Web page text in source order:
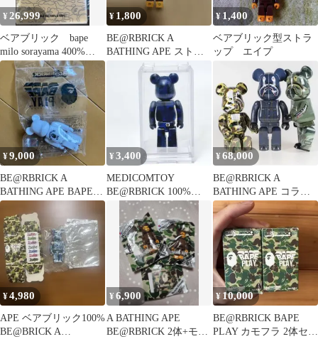
¥ 26,999
ベアブリック bape
milo sorayama 400%
gold
¥ 1,800
BE@RBRICK A
BATHING APE ストラ
ップ ベアブリック
¥1,400
ベアブリック型ストラ
ップ エイプ
¥9,000
BE@RBRICK A
BATHING APE BAPE
PLAY 白 100%
¥3,400
MEDICOMTOY
BE@RBRICK 100%
BAPE CAMO ブルー
¥68,000
BE@RBRICK A
BATHING APE コラボ 3
体セット
¥4,980
APE ベアブリック100%
BE@BRICK A
¥6,900
A BATHING APE
BE@RBRICK 2体+モバ
¥ 10,000
BE@RBRICK BAPE
PLAY カモフラ 2体セッ